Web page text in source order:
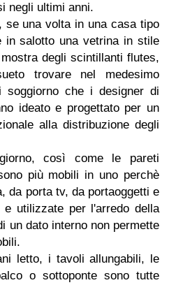
negli ultimi anni.
se una volta in una casa tipo
in salotto una vetrina in stile
degli scintillanti flutes,
trovare nel medesimo
soggiorno che i designer di
ideato e progettato per un
alla distribuzione degli
così come le pareti
più mobili in uno perchè
da porta tv, da portaoggetti e
e utilizzate per l'arredo della
un dato interno non permette
letto, i tavoli allungabili, le
o sottoponte sono tutte